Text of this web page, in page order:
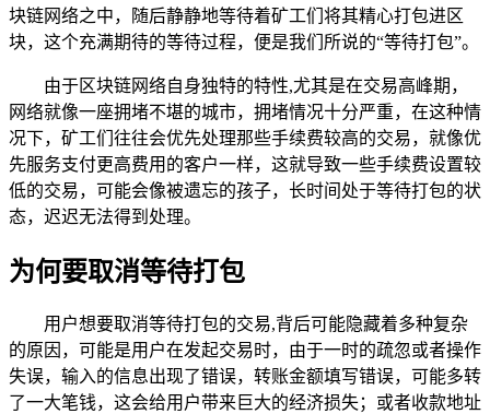
块链网络之中，随后静静地等待着矿工们将其精心打包进区
块，这个充满期待的等待过程，便是我们所说的“等待打包”。
由于区块链网络自身独特的特性,尤其是在交易高峰期，
网络就像一座拥堵不堪的城市，拥堵情况十分严重，在这种情
况下，矿工们往往会优先处理那些手续费较高的交易，就像优
先服务支付更高费用的客户一样，这就导致一些手续费设置较
低的交易，可能会像被遗忘的孩子，长时间处于等待打包的状
态，迟迟无法得到处理。
为何要取消等待打包
用户想要取消等待打包的交易,背后可能隐藏着多种复杂
的原因，可能是用户在发起交易时，由于一时的疏忽或者操作
失误，输入的信息出现了错误，转账金额填写错误，可能多转
了一大笔钱，这会给用户带来巨大的经济损失；或者收款地址